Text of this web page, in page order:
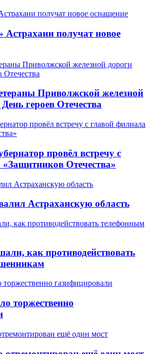
получат новое
Приволжской железной
героев Отечества
провёл встречу с
Отечества»
Астраханскую область
как противодействовать
торжественно